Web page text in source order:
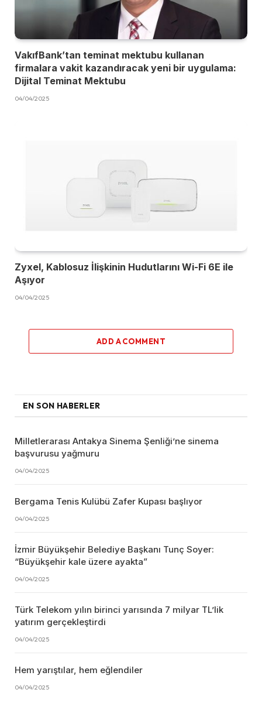
VakıfBank’tan teminat mektubu kullanan
firmalara vakit kazandıracak yeni bir uygulama:
Dijital Teminat Mektubu
04/04/2025
Zyxel, Kablosuz İlişkinin Hudutlarını Wi-Fi 6E ile
Aşıyor
04/04/2025
ADD A COMMENT
EN SON HABERLER
Milletlerarası Antakya Sinema Şenliği’ne sinema
başvurusu yağmuru
04/04/2025
Bergama Tenis Kulübü Zafer Kupası başlıyor
04/04/2025
İzmir Büyükşehir Belediye Başkanı Tunç Soyer:
“Büyükşehir kale üzere ayakta”
04/04/2025
Türk Telekom yılın birinci yarısında 7 milyar TL’lik
yatırım gerçekleştirdi
04/04/2025
Hem yarıştılar, hem eğlendiler
04/04/2025